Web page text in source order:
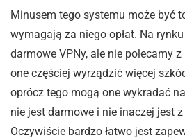
Minusem tego systemu może być
wymagają za niego opłat. Na
darmowe VPNy, ale nie polecamy
one częściej wyrządzić więcej
oprócz tego mogą one wykradać
nie jest darmowe i nie inaczej jest
Oczywiście bardzo łatwo jest